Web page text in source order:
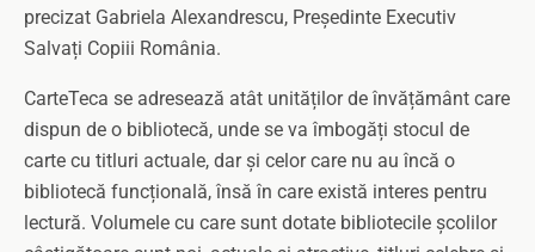
precizat Gabriela Alexandrescu, Președinte Executiv
Salvați Copiii România.
CarteTeca se adresează atât unităților de învățământ care
dispun de o bibliotecă, unde se va îmbogăți stocul de
carte cu titluri actuale, dar și celor care nu au încă o
bibliotecă funcțională, însă în care există interes pentru
lectură. Volumele cu care sunt dotate bibliotecile școlilor